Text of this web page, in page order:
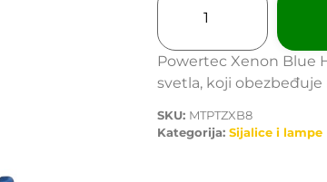
Powertec Xenon Blue
svetla, koji
SKU: MTPTZXB8
Kategorija: Sijalice i lampe